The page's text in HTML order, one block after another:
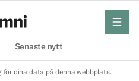
Senaste nytt
meny
för dina data på denna webbplats.